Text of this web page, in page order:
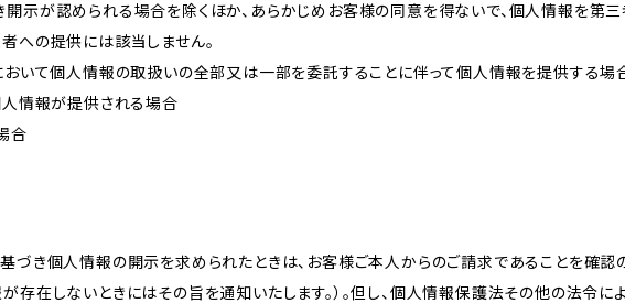
示が認められる場合を除くほか、あらかじめお客様の同意を得ないで、個人情報を第
への提供には該当しません。
おいて個人情報の取扱いの全部又は一部を委託することに伴って個人情報を提供する場
人情報が提供される場合
合
づき個人情報の開示を求められたときは、お客様ご本人からのご請求であることを確認
在しないときにはその旨を通知いたします。）。但し、個人情報保護法その他の法令によ